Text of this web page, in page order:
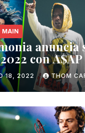
MAIN
anuncia
con
Peluso, Noah
18, 2022 THOM